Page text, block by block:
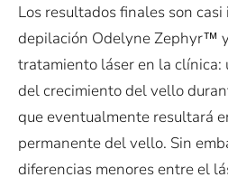
Los resultados finales son
depilación Odelyne Zephyr™
tratamiento láser en la clínica:
del crecimiento del vello
que eventualmente resultará
permanente del vello. Sin
diferencias menores entre el